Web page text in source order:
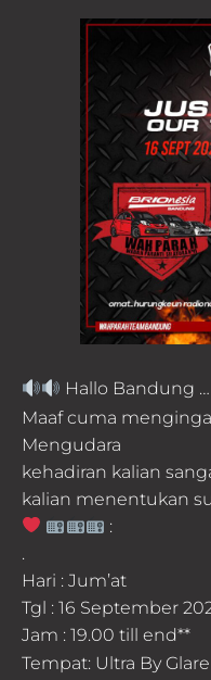
Hallo Bandung …
Maaf cuma
Mengudara
kehadiran kalian
kalian menentukan
:
.
Hari : Jum’at
Tgl : 16 September
Jam : 19.00 till end**
Tempat: Ultra By